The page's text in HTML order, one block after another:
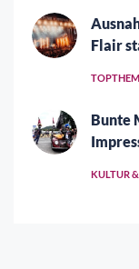
Flair
Bunte
KULTUR